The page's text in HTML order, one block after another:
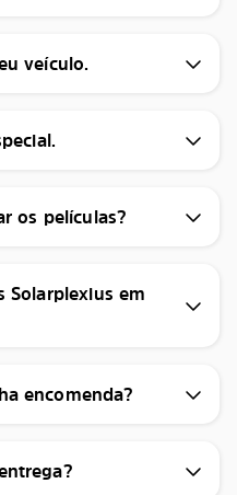
veículo.
os películas?
Solarplexius em
encomenda?